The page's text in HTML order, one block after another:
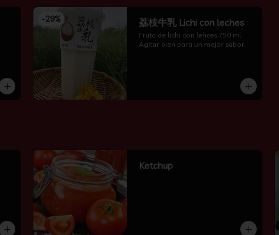
-29% 荔枝牛乳 Lichi con leches
Fruta de lichi con lehces 750 ml
Agitar bien para un mejor sabor.
Ketchup